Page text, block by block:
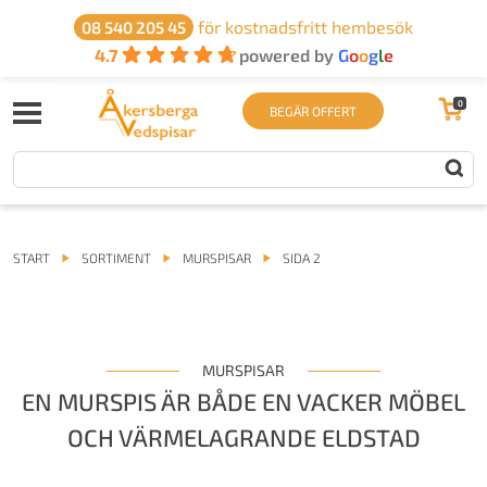
08 540 205 45
för kostnadsfritt hembesök
4.7
powered by Google
BEGÄR OFFERT 0
START SORTIMENT MURSPISAR SIDA 2
MURSPISAR
EN MURSPIS ÄR BÅDE EN VACKER MÖBEL
OCH VÄRMELAGRANDE ELDSTAD